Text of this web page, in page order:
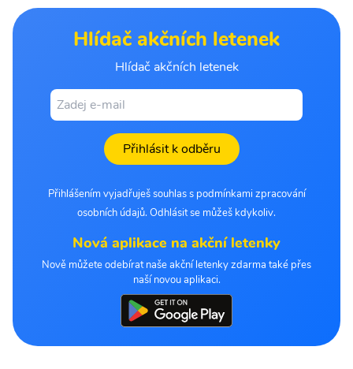
Hlídač akčních letenek
Hlídač akčních letenek
Přihlásit k odběru
Přihlášením vyjadřuješ souhlas s podmínkami zpracování
osobních údajů. Odhlásit se můžeš kdykoliv.
Nová aplikace na akční letenky
Nově můžete odebírat naše akční letenky zdarma také přes
naší novou aplikaci.